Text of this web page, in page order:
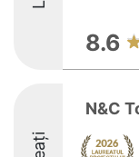
8.6
N&C